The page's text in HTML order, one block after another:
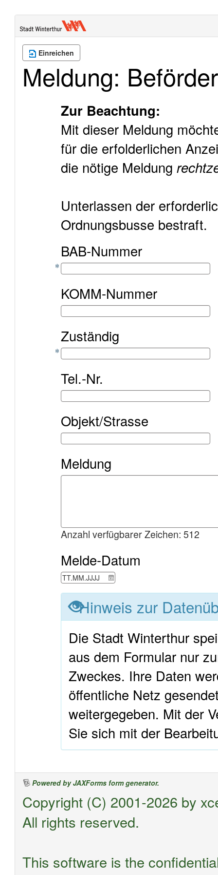
Einreichen
Meldung:
Zur Beachtung:
Mit dieser Meldung
für die erfolderlichen
die nötige Meldung
Unterlassen der
Ordnungsbusse bestraft.
BAB-Nummer
KOMM-Nummer
Zuständig
Tel.-Nr.
Objekt/Strasse
Meldung
Anzahl verfügbarer Zeichen: 512
Melde-Datum
Hinweis zur
Die Stadt Winterthur
aus dem Formular nur
Zweckes. Ihre Daten
öffentliche Netz
weitergegeben. Mit der
Sie sich mit der
Powered by JAXForms form generator.
Copyright (C) 2001-2026 by
All rights reserved.
This software is the